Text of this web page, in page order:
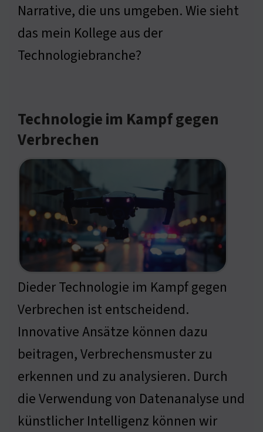
Narrative, die uns umgeben. Wie sieht
das mein Kollege aus der
Technologiebranche?
Technologie im Kampf gegen
Verbrechen
Dieder Technologie im Kampf gegen
Verbrechen ist entscheidend.
Innovative Ansätze können dazu
beitragen, Verbrechensmuster zu
erkennen und zu analysieren. Durch
die Verwendung von Datenanalyse und
künstlicher Intelligenz können wir